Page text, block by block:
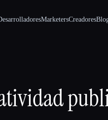
MarketersCreadores